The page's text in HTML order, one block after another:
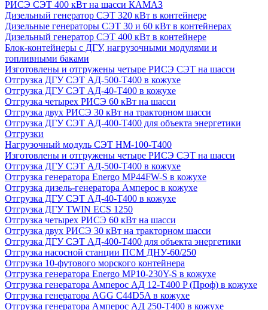
РИСЭ СЭТ 400 кВт на шасси КАМАЗ
Дизельный генератор СЭТ 320 кВт в контейнере
Дизельные генераторы СЭТ 30 и 60 кВт в контейнерах
Дизельный генератор СЭТ 400 кВт в контейнере
Блок-контейнеры с ДГУ, нагрузочными модулями и
топливными баками
Изготовлены и отгружены четыре РИСЭ СЭТ на шасси
Отгрузка ДГУ СЭТ АД-500-Т400 в кожухе
Отгрузка ДГУ СЭТ АД-40-Т400 в кожухе
Отгрузка четырех РИСЭ 60 кВт на шасси
Отгрузка двух РИСЭ 30 кВт на тракторном шасси
Отгрузка ДГУ СЭТ АД-400-Т400 для объекта энергетики
Отгрузки
Нагрузочный модуль СЭТ НМ-100-Т400
Изготовлены и отгружены четыре РИСЭ СЭТ на шасси
Отгрузка ДГУ СЭТ АД-500-Т400 в кожухе
Отгрузка генератора Energo MP44FW-S в кожухе
Отгрузка дизель-генератора Амперос в кожухе
Отгрузка ДГУ СЭТ АД-40-Т400 в кожухе
Отгрузка ДГУ TWIN ECS 1250
Отгрузка четырех РИСЭ 60 кВт на шасси
Отгрузка двух РИСЭ 30 кВт на тракторном шасси
Отгрузка ДГУ СЭТ АД-400-Т400 для объекта энергетики
Отгрузка насосной станции ПСМ ДНУ-60/250
Отгрузка 10-футового морского контейнера
Отгрузка генератора Energo MP10-230Y-S в кожухе
Отгрузка генератора Амперос АД 12-Т400 P (Проф) в кожухе
Отгрузка генератора AGG C44D5A в кожухе
Отгрузка генератора Амперос АД 250-Т400 в кожухе